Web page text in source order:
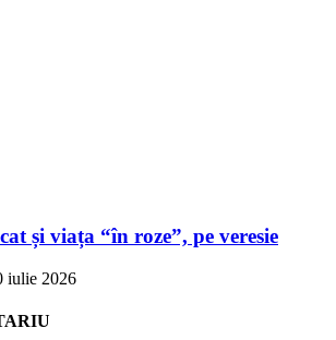
și viața “în roze”, pe veresie
iulie 2026